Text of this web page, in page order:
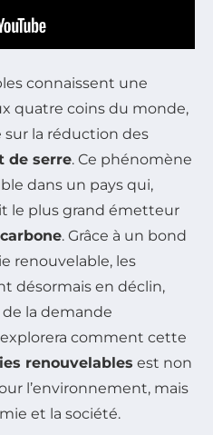
connaissent une
quatre coins du monde,
la réduction des
de serre. Ce phénomène
dans un pays qui,
le plus grand émetteur
. Grâce à un bond
renouvelable, les
désormais en déclin,
la demande
comment cette
renouvelables est non
l’environnement, mais
et la société.